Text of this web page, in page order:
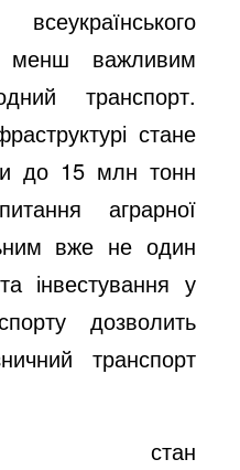
важливим
транспорт.
стане
до 15 млн тонн
аграрної
вже не один
інвестування у
дозволить
транспорт
стан